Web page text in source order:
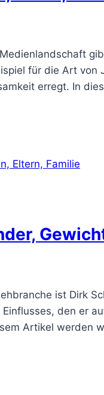
für die Art
erregt. In
ist Dirk
den er
Artikel werden